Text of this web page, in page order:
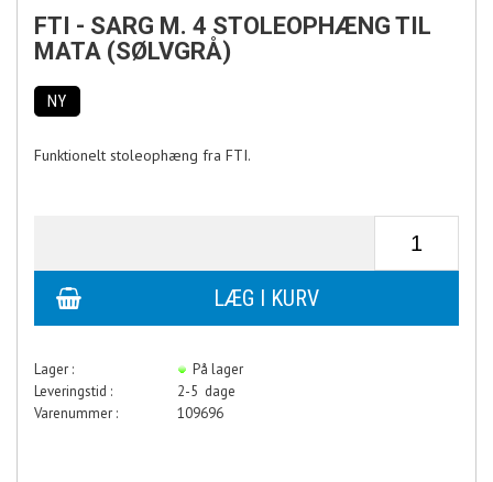
FTI - SARG M. 4 STOLEOPHÆNG TIL
MATA (SØLVGRÅ)
NY
Funktionelt stoleophæng fra FTI.
Lager :
På lager
Leveringstid :
2-5 dage
Varenummer :
109696